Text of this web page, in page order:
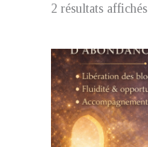
2 résultats affichés